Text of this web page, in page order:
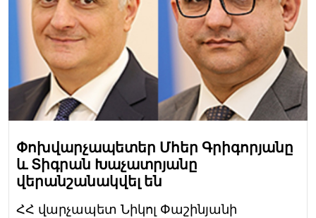
Փոխվարչապետեր Մհեր Գրիգորյանը
և Տիգրան Խաչատրյանը
վերանշանակվել են
ՀՀ վարչապետ Նիկոլ Փաշինյանի